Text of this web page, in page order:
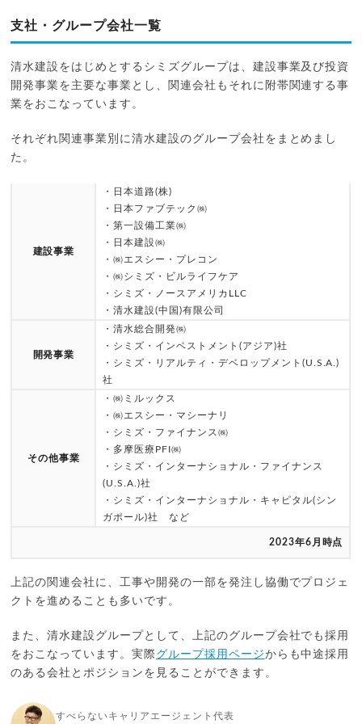
支社・グループ会社一覧
清水建設をはじめとするシミズグループは、建設事業及び投資
開発事業を主要な事業とし、関連会社もそれに附帯関連する事
業をおこなっています。
それぞれ関連事業別に清水建設のグループ会社をまとめまし
た。
建設事業
・日本道路(株)
・日本ファブテック㈱
・第一設備工業㈱
・日本建設㈱
・㈱エスシー・プレコン
・㈱シミズ・ビルライフケア
・シミズ・ノースアメリカLLC
・清水建設(中国)有限公司
開発事業
・清水総合開発㈱
・シミズ・インベストメント(アジア)社
・シミズ・リアルティ・デベロップメント(U.S.A.)
社
その他事業
・㈱ミルックス
・㈱エスシー・マシーナリ
・シミズ・ファイナンス㈱
・多摩医療PFI㈱
・シミズ・インターナショナル・ファイナンス
(U.S.A.)社
・シミズ・インターナショナル・キャピタル(シン
ガポール)社 など
2023年6月時点
上記の関連会社に、工事や開発の一部を発注し協働でプロジェ
クトを進めることも多いです。
また、清水建設グループとして、上記のグループ会社でも採用
をおこなっています。実際 グループ採用ページからも中途採用
のある会社とポジションを見ることができます。
すべらないキャリアエージェント代表